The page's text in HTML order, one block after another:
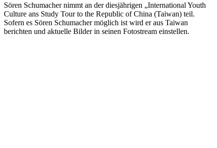
Sören Schumacher nimmt an der diesjährigen „International Youth
Culture ans Study Tour to the Republic of China (Taiwan) teil.
Sofern es Sören Schumacher möglich ist wird er aus Taiwan
berichten und aktuelle Bilder in seinen Fotostream einstellen.